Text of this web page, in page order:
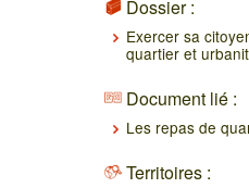
Dossier :
Exercer sa
quartier et
Document lié :
Les repas de
Territoires :